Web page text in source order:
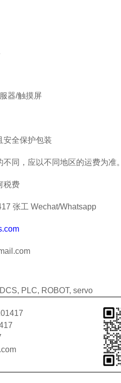
器/触摸屏
安全保护包装
同，应以不同地区的运费为准。
税费
张工 Wechat/Whatsapp
DCS, PLC, ROBOT, servo